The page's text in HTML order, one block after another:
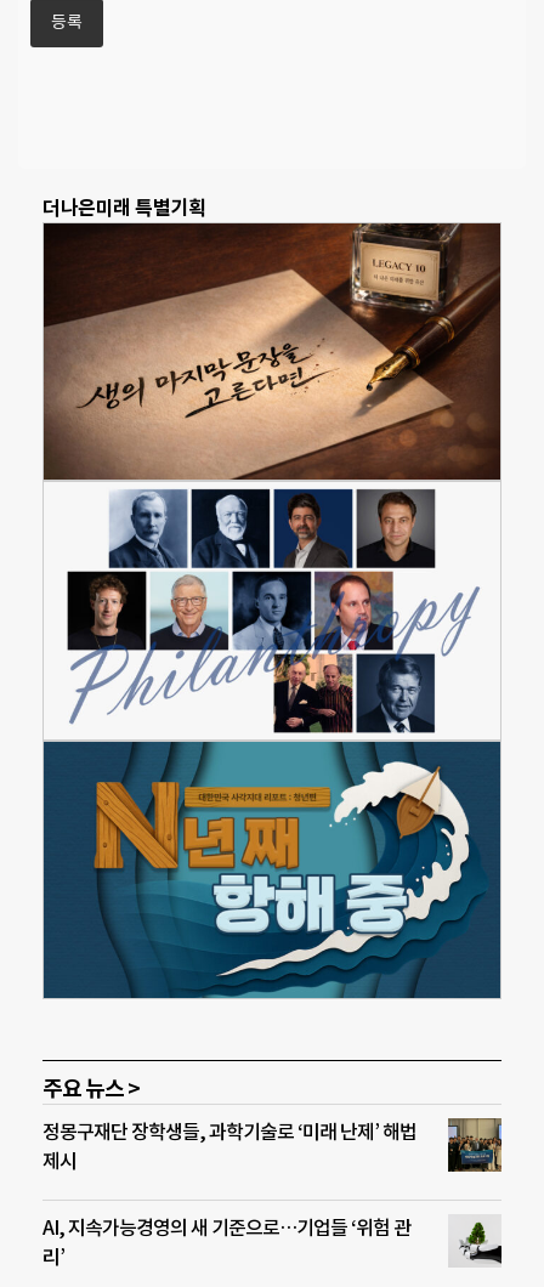
더나은미래 특별기획
주요 뉴스 >
정몽구재단 장학생들, 과학기술로 ‘미래 난제’ 해법
제시
AI, 지속가능경영의 새 기준으로…기업들 ‘위험 관
리’